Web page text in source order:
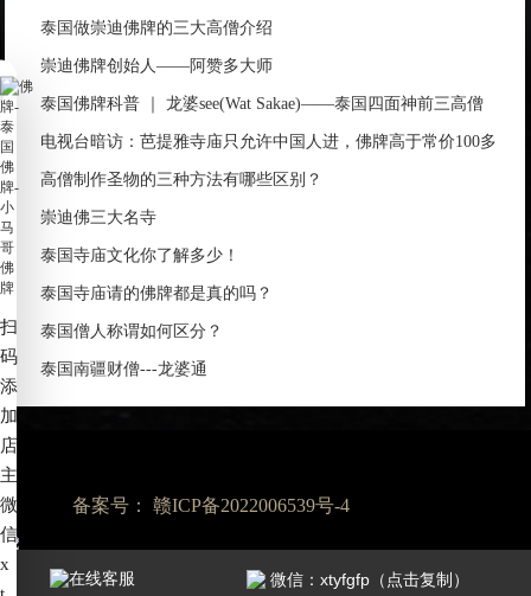
泰国做崇迪佛牌的三大高僧介绍
崇迪佛牌创始人——阿赞多大师
泰国佛牌科普 ｜ 龙婆see(Wat Sakae)——泰国四面神前三高僧
电视台暗访：芭提雅寺庙只允许中国人进，佛牌高于常价100多
倍！
高僧制作圣物的三种方法有哪些区别？
崇迪佛三大名寺
泰国寺庙文化你了解多少！
泰国寺庙请的佛牌都是真的吗？
泰国僧人称谓如何区分？
泰国南疆财僧---龙婆通
备案号： 赣ICP备2022006539号-4
7*24小时服务热线：
扫
码
添
加
店
主
微
信
x
在线客服 微信：xtyfgfp（点击复制）